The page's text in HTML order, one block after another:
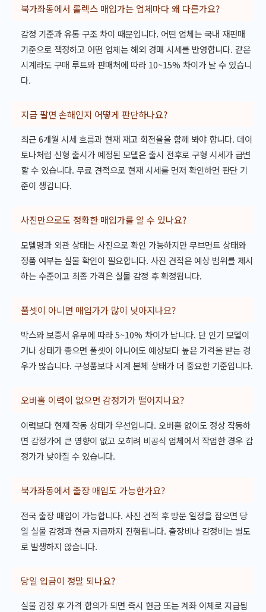
북가좌동에서 롤렉스 매입가는 업체마다 왜 다른가요?
감정 기준과 유통 구조 차이 때문입니다. 어떤 업체는 국내 재판매
기준으로 책정하고 어떤 업체는 해외 경매 시세를 반영합니다. 같은
시계라도 구매 루트와 판매처에 따라 10~15% 차이가 날 수 있습니
다.
지금 팔면 손해인지 어떻게 판단하나요?
최근 6개월 시세 흐름과 현재 재고 회전율을 함께 봐야 합니다. 데이
토나처럼 신형 출시가 예정된 모델은 출시 전후로 구형 시세가 급변
할 수 있습니다. 무료 견적으로 현재 시세를 먼저 확인하면 판단 기
준이 생깁니다.
사진만으로도 정확한 매입가를 알 수 있나요?
모델명과 외관 상태는 사진으로 확인 가능하지만 무브먼트 상태와
정품 여부는 실물 확인이 필요합니다. 사진 견적은 예상 범위를 제시
하는 수준이고 최종 가격은 실물 감정 후 확정됩니다.
풀셋이 아니면 매입가가 많이 낮아지나요?
박스와 보증서 유무에 따라 5~10% 차이가 납니다. 단 인기 모델이
거나 상태가 좋으면 풀셋이 아니어도 예상보다 높은 가격을 받는 경
우가 많습니다. 구성품보다 시계 본체 상태가 더 중요한 기준입니다.
오버홀 이력이 없으면 감정가가 떨어지나요?
이력보다 현재 작동 상태가 우선입니다. 오버홀 없이도 정상 작동하
면 감정가에 큰 영향이 없고 오히려 비공식 업체에서 작업한 경우 감
정가가 낮아질 수 있습니다.
북가좌동에서 출장 매입도 가능한가요?
전국 출장 매입이 가능합니다. 사진 견적 후 방문 일정을 잡으면 당
일 실물 감정과 현금 지급까지 진행됩니다. 출장비나 감정비는 별도
로 발생하지 않습니다.
당일 입금이 정말 되나요?
실물 감정 후 가격 합의가 되면 즉시 현금 또는 계좌 이체로 지급됩